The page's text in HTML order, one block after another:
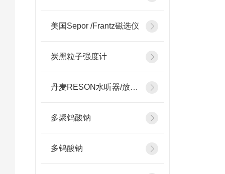
美国Sepor /Frantz磁选仪
炭黑粒子强度计
丹麦RESON水听器/放大器
多聚钨酸钠
多钨酸钠